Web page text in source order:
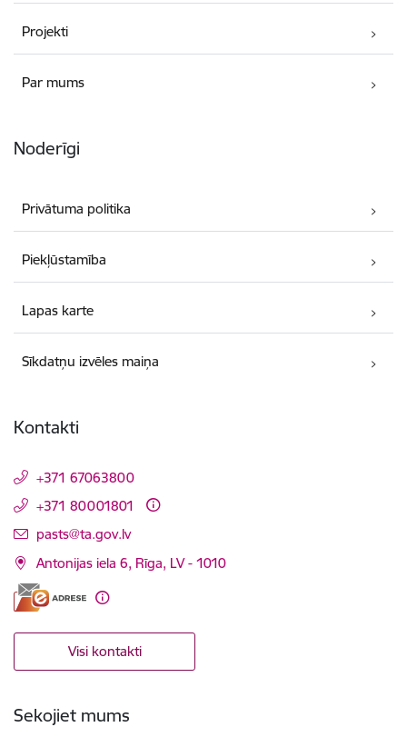
Projekti
Par mums
Noderīgi
Privātuma politika
Piekļūstamība
Lapas karte
Sīkdatņu izvēles maiņa
Kontakti
+371 67063800
+371 80001801
E-pasts:
pasts@ta.gov.lv
Antonijas iela 6, Rīga, LV - 1010
Visi kontakti
Sekojiet mums